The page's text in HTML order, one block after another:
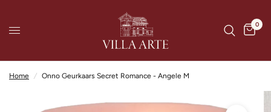
0
Home / Onno Geurkaars Secret Romance - Angele M